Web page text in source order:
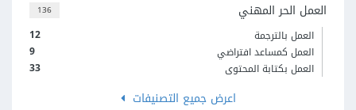
136 العمل الحر المهني
12
العمل بالترجمة
9
العمل كمساعد افتراضي
33
العمل بكتابة المحتوى
اعرض جميع التصنيفات